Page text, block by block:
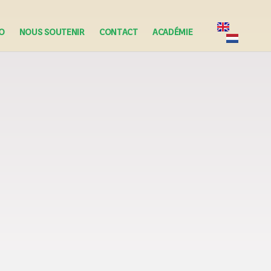
NOUS SOUTENIR CONTACT ACADÉMIE